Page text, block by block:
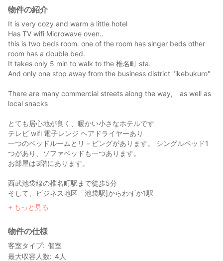
物件の紹介
It is very cozy and warm a little hotel
Has TV wifi Microwave oven..
this is two beds room. one of the room has singer beds other
room has a double bed.
It takes only 5 min to walk to the 椎名町 sta.
And only one stop away from the business district "ikebukuro"
There are many commercial streets along the way, as well as
local snacks
とても居心地が良く、暖かい小さなホテルです
テレビ wifi 電子レンジ ヘアドライヤーあり
一つのベッドルームとリ－ビングがあります。 シングルベッド1
つがあり、ソファベッドも一つあります。
お部屋は3階にあります。
西武池袋線の椎名町駅まで徒歩5分
そして、ビジネス地区「池袋駅]からわずか1駅
道沿いにはたくさんの商店街があり、地元のスナックもあります.
もっと見る
物件の仕様
客室タイプ 個室
最大収容人数
4人